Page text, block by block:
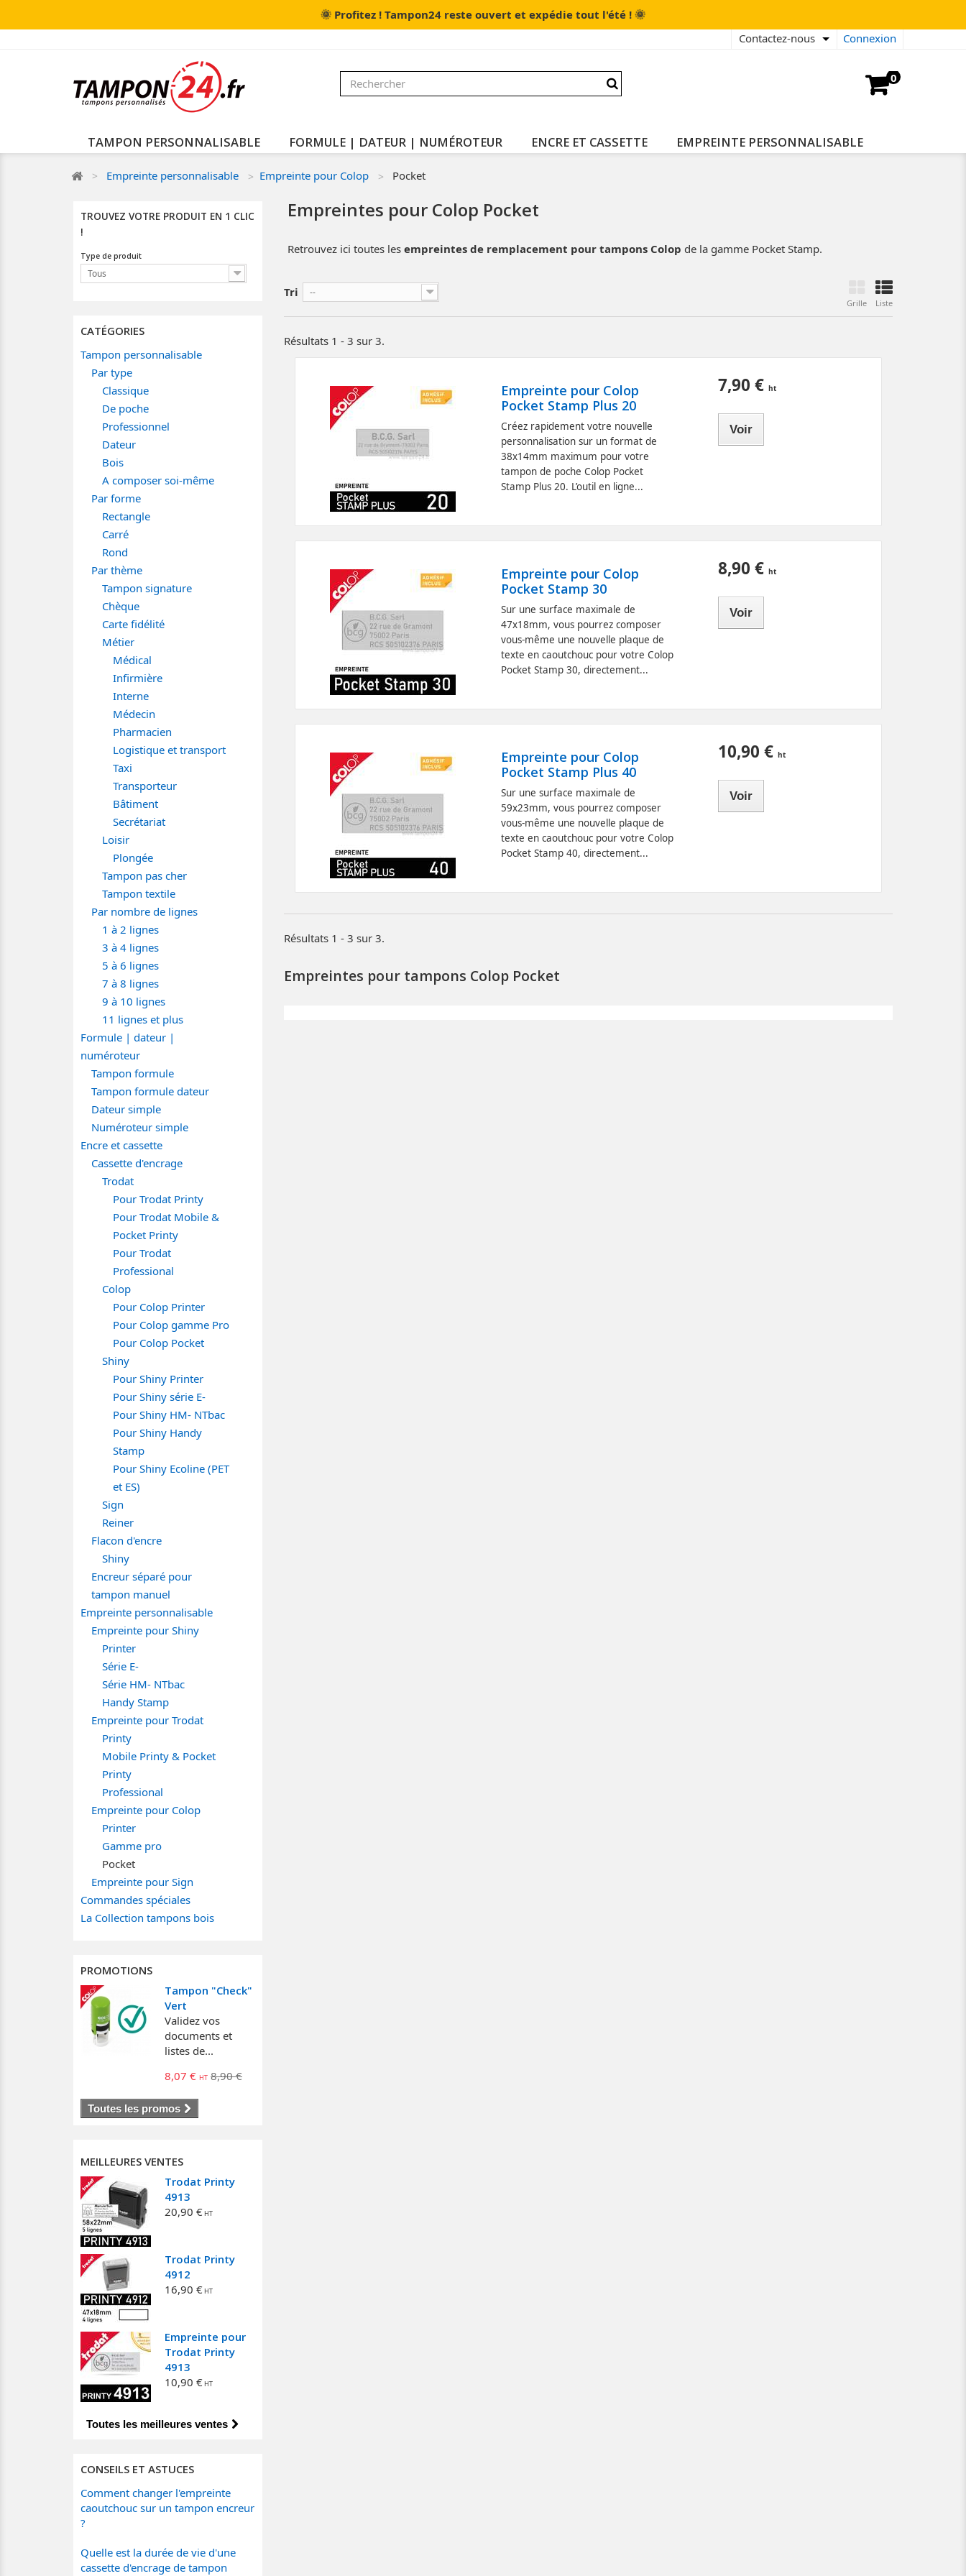
🌞 Profitez ! Tampon24 reste ouvert et expédie tout l'été ! 🌞
Connexion
Contactez-nous
0
TAMPON PERSONNALISABLE FORMULE | DATEUR | NUMÉROTEUR ENCRE ET CASSETTE EMPREINTE PERSONNALISABLE
Empreinte personnalisable Empreinte pour Colop Pocket
TROUVEZ VOTRE PRODUIT EN 1 CLIC
!
Type de produit
Tous
CATÉGORIES
Tampon personnalisable
Par type
Classique
De poche
Professionnel
Dateur
Bois
A composer soi-même
Par forme
Rectangle
Carré
Rond
Par thème
Tampon signature
Chèque
Carte fidélité
Métier
Médical
Infirmière
Interne
Médecin
Pharmacien
Logistique et transport
Taxi
Transporteur
Bâtiment
Secrétariat
Loisir
Plongée
Tampon pas cher
Tampon textile
Par nombre de lignes
1 à 2 lignes
3 à 4 lignes
5 à 6 lignes
7 à 8 lignes
9 à 10 lignes
11 lignes et plus
Formule | dateur |
numéroteur
Tampon formule
Tampon formule dateur
Dateur simple
Numéroteur simple
Encre et cassette
Cassette d'encrage
Trodat
Pour Trodat Printy
Pour Trodat Mobile &
Pocket Printy
Pour Trodat
Professional
Colop
Pour Colop Printer
Pour Colop gamme Pro
Pour Colop Pocket
Shiny
Pour Shiny Printer
Pour Shiny série E-
Pour Shiny HM- NTbac
Pour Shiny Handy
Stamp
Pour Shiny Ecoline (PET
et ES)
Sign
Reiner
Flacon d'encre
Shiny
Encreur séparé pour
tampon manuel
Empreinte personnalisable
Empreinte pour Shiny
Printer
Série E-
Série HM- NTbac
Handy Stamp
Empreinte pour Trodat
Printy
Mobile Printy & Pocket
Printy
Professional
Empreinte pour Colop
Printer
Gamme pro
Pocket
Empreinte pour Sign
Commandes spéciales
La Collection tampons bois
PROMOTIONS
Tampon "Check"
Vert
Validez vos
documents et
listes de...
8,07 €
8,90 €
Toutes les promos
MEILLEURES VENTES
Trodat Printy
4913
20,90 €
Trodat Printy
4912
16,90 €
Empreinte pour
Trodat Printy
4913
10,90 €
Toutes les meilleures ventes
CONSEILS ET ASTUCES
Comment changer l'empreinte
caoutchouc sur un tampon encreur
?
Quelle est la durée de vie d'une
cassette d'encrage de tampon
Empreintes pour Colop Pocket
Retrouvez ici toutes les empreintes de remplacement pour tampons Colop de la gamme Pocket Stamp.
Grille Liste
Tri --
Résultats 1 - 3 sur 3.
Empreinte pour Colop
Pocket Stamp Plus 20
Créez rapidement votre nouvelle
personnalisation sur un format de
38x14mm maximum pour votre
tampon de poche Colop Pocket
Stamp Plus 20. L’outil en ligne...
7,90 €
Voir
Empreinte pour Colop
Pocket Stamp 30
Sur une surface maximale de
47x18mm, vous pourrez composer
vous-même une nouvelle plaque de
texte en caoutchouc pour votre Colop
Pocket Stamp 30, directement...
8,90 €
Voir
Empreinte pour Colop
Pocket Stamp Plus 40
Sur une surface maximale de
59x23mm, vous pourrez composer
vous-même une nouvelle plaque de
texte en caoutchouc pour votre Colop
Pocket Stamp 40, directement...
10,90 €
Voir
Résultats 1 - 3 sur 3.
Empreintes pour tampons Colop Pocket